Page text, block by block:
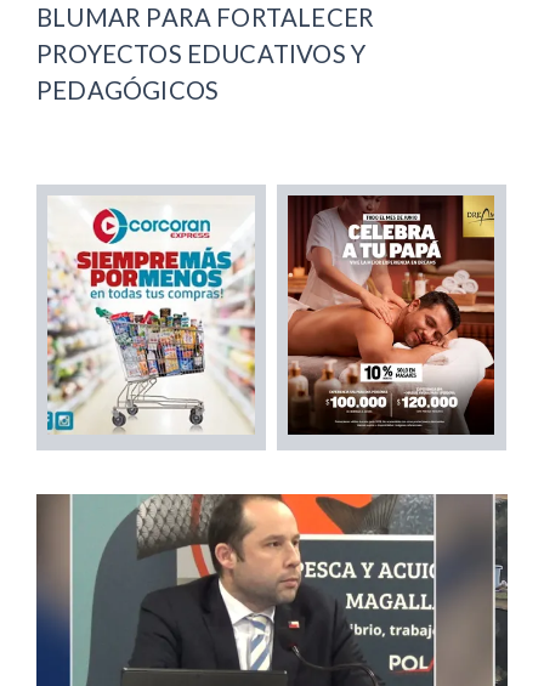
BLUMAR PARA FORTALECER
PROYECTOS EDUCATIVOS Y
PEDAGÓGICOS